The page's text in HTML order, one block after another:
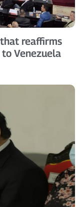
reaffirms
Venezuela